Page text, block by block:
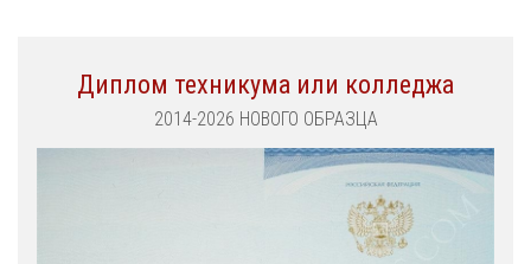
Диплом техникума или колледжа
2014-2026 НОВОГО ОБРАЗЦА